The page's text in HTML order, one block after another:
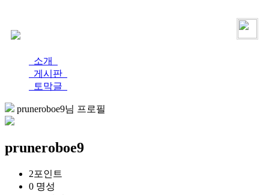
소개
게시판
토막글
pruneroboe9님 프로필
pruneroboe9
2포인트
0 명성